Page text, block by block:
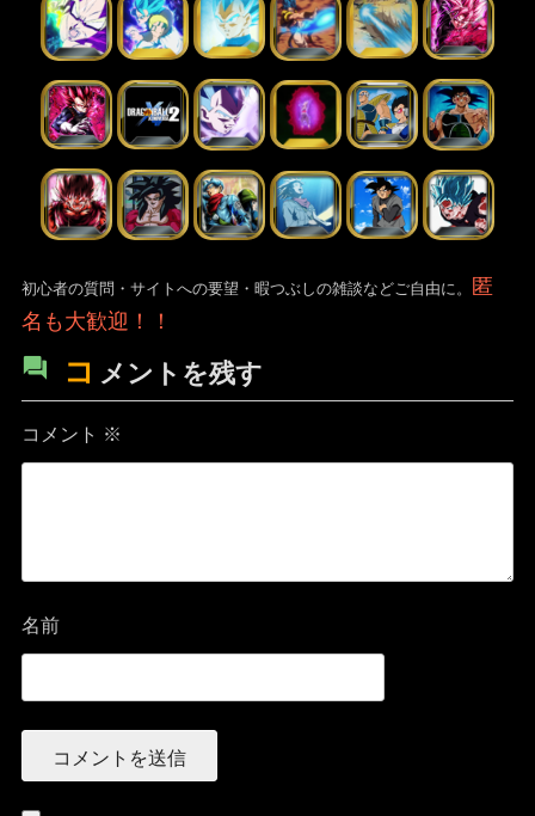
初心者の質問・サイトへの要望・暇つぶしの雑談などご自由に。
匿
名も大歓迎！！
コ メントを残す
コメント ※
名前